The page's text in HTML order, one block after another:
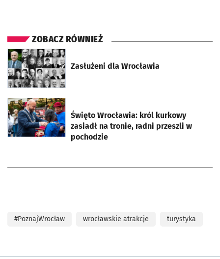
ZOBACZ RÓWNIEŻ
Zasłużeni dla Wrocławia
otworzy się w nowej karcie
Święto Wrocławia: król kurkowy
zasiadł na tronie, radni przeszli w
pochodzie
otworzy się w nowej karcie
#PoznajWrocław wrocławskie atrakcje turystyka